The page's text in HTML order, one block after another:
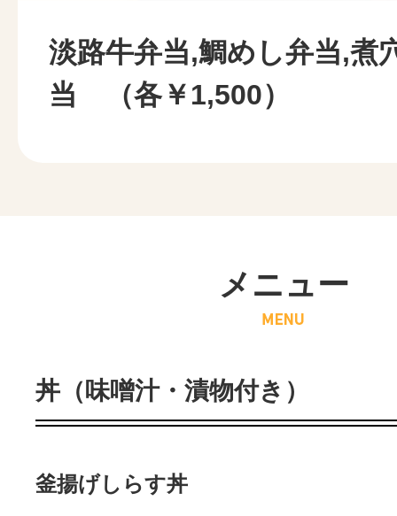
淡路牛弁当,鯛めし弁当,煮
当 （各￥1,500）
メニュー
丼（味噌汁・漬物付き）
釜揚げしらす丼